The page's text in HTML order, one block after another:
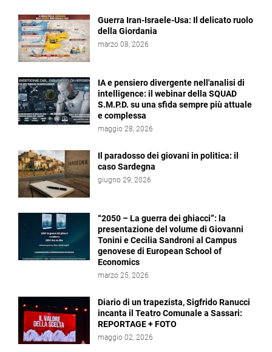
Guerra Iran-Israele-Usa: Il delicato ruolo
della Giordania
marzo 08, 2026
IA e pensiero divergente nell'analisi di
intelligence: il webinar della SQUAD
S.M.P.D. su una sfida sempre più attuale
e complessa
maggio 28, 2026
Il paradosso dei giovani in politica: il
caso Sardegna
giugno 29, 2026
“2050 – La guerra dei ghiacci”: la
presentazione del volume di Giovanni
Tonini e Cecilia Sandroni al Campus
genovese di European School of
Economics
marzo 25, 2026
Diario di un trapezista, Sigfrido Ranucci
incanta il Teatro Comunale a Sassari:
REPORTAGE + FOTO
maggio 02, 2026